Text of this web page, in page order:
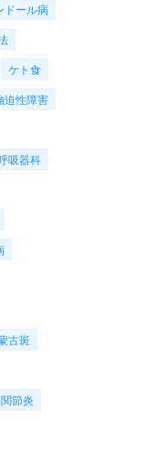
ドール病
ケト食
迫性障害
吸器科
古斑
関節炎